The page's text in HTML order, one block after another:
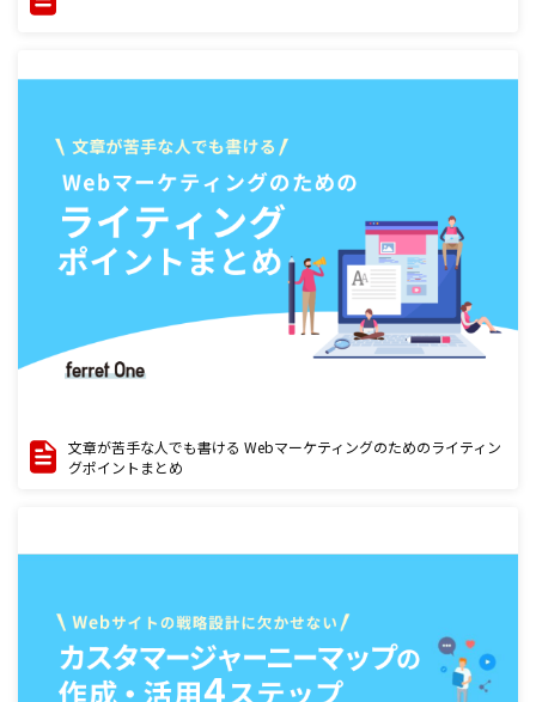
文章が苦手な人でも書ける Webマーケティングのためのライティン
グポイントまとめ